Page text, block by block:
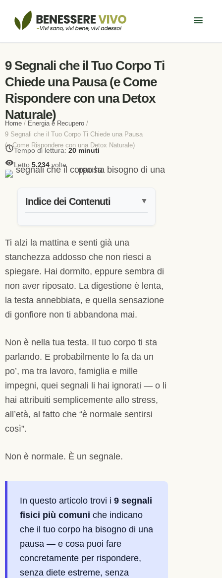
9 Segnali che il Tuo Corpo Ti
Chiede una Pausa (e Come
Rispondere con una Detox
Naturale)
Home / Energia e Recupero /
9 Segnali che il Tuo Corpo Ti Chiede una Pausa
(e Come Rispondere con una Detox Naturale)
Tempo di lettura:20 minuti
Letto 5.234 volte
Indice dei Contenuti ▼
Ti alzi la mattina e senti già una
stanchezza addosso che non riesci a
spiegare. Hai dormito, eppure sembra di
non aver riposato. La digestione è lenta,
la testa annebbiata, e quella sensazione
di gonfiore non ti abbandona mai.
Non è nella tua testa. Il tuo corpo ti sta
parlando. E probabilmente lo fa da un
po’, ma tra lavoro, famiglia e mille
impegni, quei segnali li hai ignorati — o li
hai attribuiti semplicemente allo stress,
all’età, al fatto che “è normale sentirsi
così”.
Non è normale. È un segnale.
In questo articolo trovi i 9 segnali
fisici più comuni che indicano
che il tuo corpo ha bisogno di una
pausa — e cosa puoi fare
concretamente per rispondere,
senza diete estreme, senza